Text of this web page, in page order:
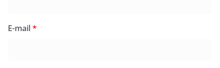
E-mail*